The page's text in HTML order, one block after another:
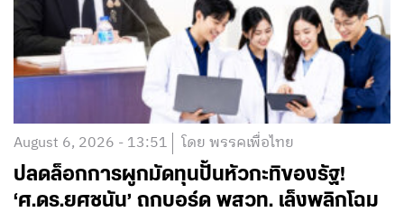
August 6, 2026 - 13:51 โดย พรรคเพื่อไทย
ปลดล็อกการผูกมัดทุนปั้นหัวกะทิของรัฐ!
‘ศ.ดร.ยศชนัน’ ถกบอร์ด พสวท. เล็งพลิกโฉม